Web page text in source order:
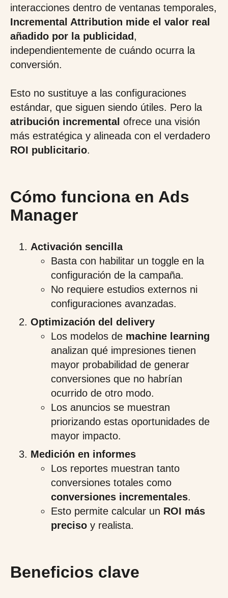
interacciones dentro de ventanas temporales,
Incremental Attribution mide el valor real
añadido por la publicidad ,
independientemente de cuándo ocurra la
conversión.
Esto no sustituye a las configuraciones
estándar, que siguen siendo útiles. Pero la
atribución incremental ofrece una visión
más estratégica y alineada con el verdadero
ROI publicitario.
Cómo funciona en Ads
Manager
Activación sencilla
Basta con habilitar un toggle en la
configuración de la campaña.
No requiere estudios externos ni
configuraciones avanzadas.
Optimización del delivery
Los modelos de machine learning
analizan qué impresiones tienen
mayor probabilidad de generar
conversiones que no habrían
ocurrido de otro modo.
Los anuncios se muestran
priorizando estas oportunidades de
mayor impacto.
Medición en informes
Los reportes muestran tanto
conversiones totales como
conversiones incrementales.
Esto permite calcular un ROI más
preciso y realista.
Beneficios clave